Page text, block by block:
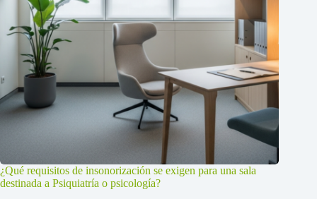
¿Qué requisitos de insonorización se exigen para una sala
destinada a Psiquiatría o psicología?